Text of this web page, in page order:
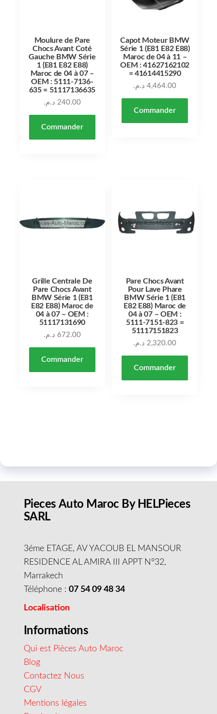
Moulure de Pare
Chocs Avant Coté
Gauche BMW Série
1 (E81 E82 E88)
Maroc de 04 à 07 –
OEM : 5111-7136-
635 = 51117136635
240.00 د.م.
Commander
Capot Moteur BMW
Série 1 (E81 E82 E88)
Maroc de 04 à 11 –
OEM : 41627162102
= 41614415290
4,464.00 د.م.
Commander
Grille Centrale De
Pare Chocs Avant
BMW Série 1 (E81
E82 E88) Maroc de
04 à 07 – OEM :
51117131690
672.00 د.م.
Commander
Pare Chocs Avant
Pour Lave Phare
BMW Série 1 (E81
E82 E88) Maroc de
04 à 07 – OEM :
5111-7151-823 =
51117151823
2,320.00 د.م.
Commander
Pieces Auto Maroc By HELPieces
SARL
3éme ETAGE, AV YACOUB EL MANSOUR
RESIDENCE AL AMIRA III APPT N°32,
Marrakech
Téléphone : 07 54 09 48 34
Localisation
Informations
Qui est Pièces Auto Maroc
Blog
Contactez Nous
CGV
Mentions légales